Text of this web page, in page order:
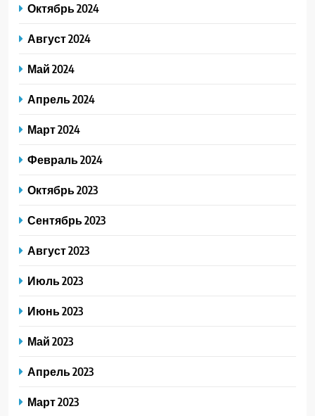
Октябрь 2024
Август 2024
Май 2024
Апрель 2024
Март 2024
Февраль 2024
Октябрь 2023
Сентябрь 2023
Август 2023
Июль 2023
Июнь 2023
Май 2023
Апрель 2023
Март 2023